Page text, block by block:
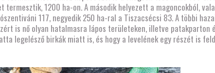
1200 ha-on. A második helyezett a magoncokból,
117, negyedik 250 ha-ral a Tiszacsécsi 83. A többi
is nő olyan hatalmasra lápos területeken, illetve patakparton
legelésző birkák miatt is, és hogy a levelének egy részét is